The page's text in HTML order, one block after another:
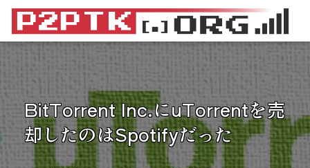
BitTorrent Inc.にuTorrentを売
却したのはSpotifyだった